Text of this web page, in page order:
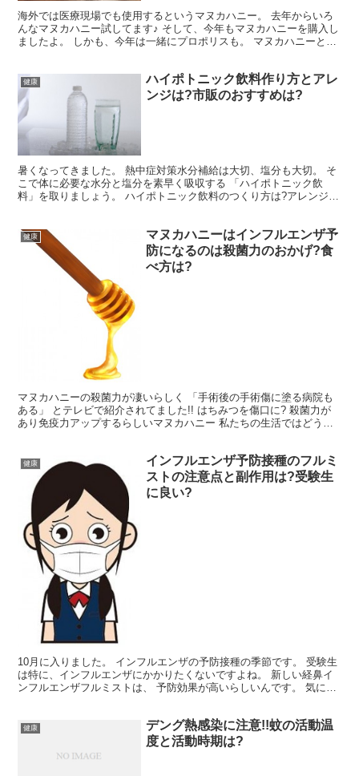
海外では医療現場でも使用するというマヌカハニー。 去年からいろ
んなマヌカハニー試してます♪ そして、今年もマヌカハニーを購入し
ましたよ。 しかも、今年は一緒にプロポリスも。 マヌカハニーとプ
健康
ハイポトニック飲料作り方とアレ
ンジは?市販のおすすめは?
暑くなってきました。 熱中症対策水分補給は大切、塩分も大切。 そ
こで体に必要な水分と塩分を素早く吸収する 「ハイポトニック飲
料」を取りましょう。 ハイポトニック飲料のつくり方は?アレンジ
健康
マヌカハニーはインフルエンザ予
防になるのは殺菌力のおかげ?食
べ方は?
マヌカハニーの殺菌力が凄いらしく 「手術後の手術傷に塗る病院も
ある」 とテレビで紹介されてました!! はちみつを傷口に? 殺菌力が
あり免疫力アップするらしいマヌカハニー 私たちの生活ではどう取
健康
インフルエンザ予防接種のフルミ
ストの注意点と副作用は?受験生
に良い?
10月に入りました。 インフルエンザの予防接種の季節です。 受験生
は特に、インフルエンザにかかりたくないですよね。 新しい経鼻イ
ンフルエンザフルミストは、 予防効果が高いらしいんです。 気にな
健康
デング熱感染に注意!!蚊の活動温
度と活動時期は?